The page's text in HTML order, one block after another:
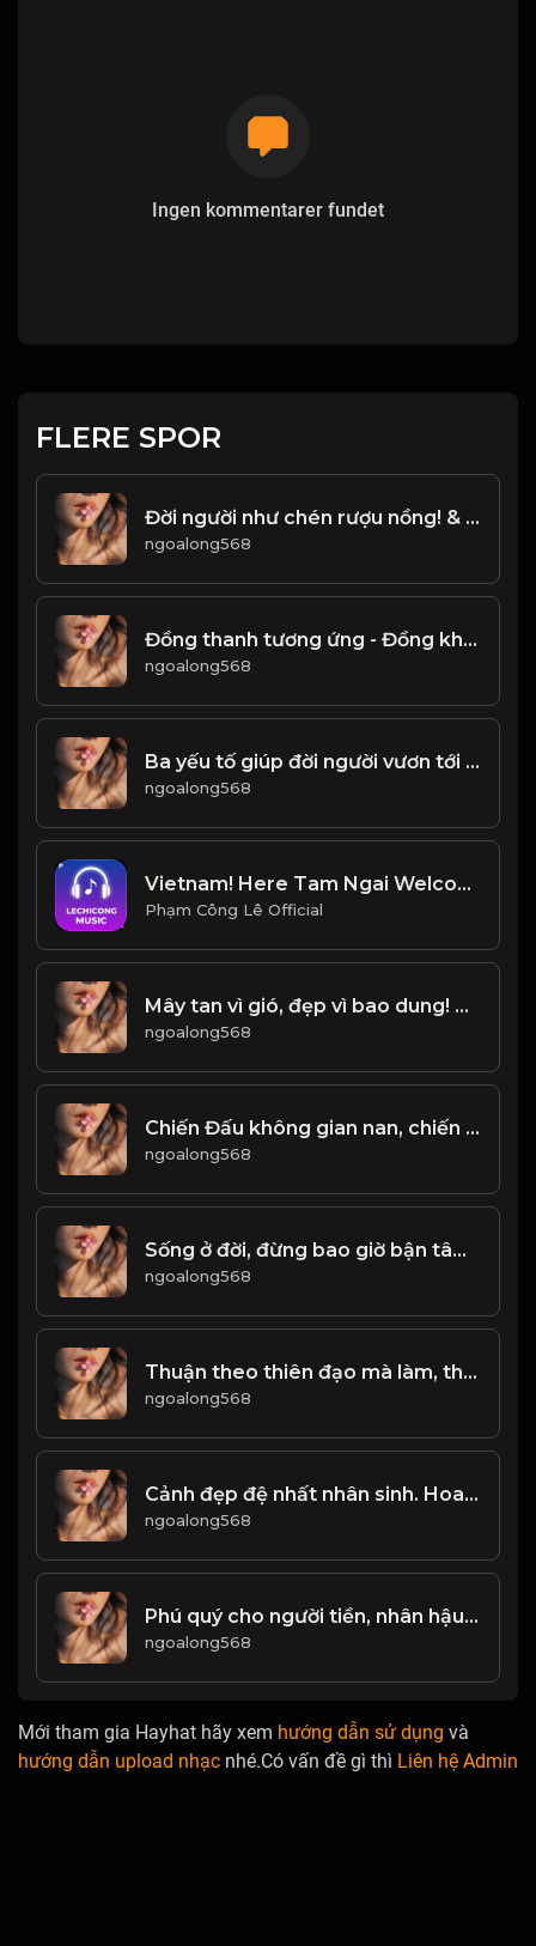
Ingen kommentarer fundet
FLERE SPOR
Đời người như chén rượu nồng! & Đạo
ngoalong568
Đồng thanh tương ứng - Đồng khí tương cầu! & Đạo
ngoalong568
Ba yếu tố giúp đời người vươn tới đỉnh cao! & Đạo
ngoalong568
Vietnam! Here Tam Ngai Welcome
Phạm Công Lê Official
Mây tan vì gió, đẹp vì bao dung! & Đạo
ngoalong568
Chiến Đấu không gian nan, chiến thắng không vinh quang! Đạo
ngoalong568
Sống ở đời, đừng bao giờ bận tâm đến ánh mắt của người khác! & Đạo
ngoalong568
Thuận theo thiên đạo mà làm, thì bình an khỏe mạnh. Làm trái ngược với thiên đường sẽ được đưa ra tai họa! Đạo
ngoalong568
Cảnh đẹp đệ nhất nhân sinh. Hoa chưa nở hết, nguyệt chưa tròn vành! & Đạo
ngoalong568
Phú quý cho người tiền, nhân hậu cho người trả lời! Đạo
ngoalong568
Mới tham gia Hayhat hãy xem hướng dẫn sử dụng và
hướng dẫn upload nhạc nhé.Có vấn đề gì thì Liên hệ Admin